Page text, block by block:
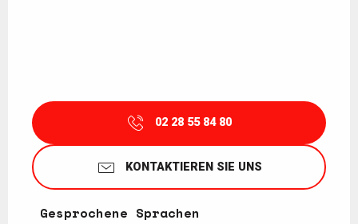
02 28 55 84 80
KONTAKTIEREN SIE UNS
Gesprochene Sprachen
Gesprochene Sprachen